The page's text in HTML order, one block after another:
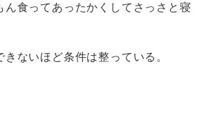
ん食ってあったかくしてさっさと寝
きないほど条件は整っている。